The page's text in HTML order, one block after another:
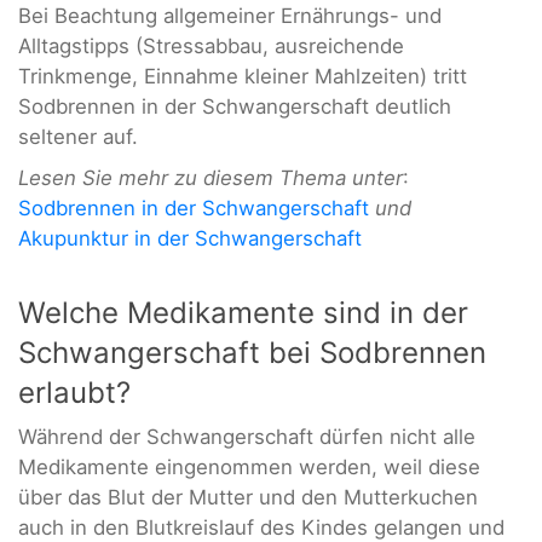
Bei Beachtung allgemeiner Ernährungs- und
Alltagstipps (Stressabbau, ausreichende
Trinkmenge, Einnahme kleiner Mahlzeiten) tritt
Sodbrennen in der Schwangerschaft deutlich
seltener auf.
Lesen Sie mehr zu diesem Thema unter:
Sodbrennen in der Schwangerschaft und
Akupunktur in der Schwangerschaft
Welche Medikamente sind in der
Schwangerschaft bei Sodbrennen
erlaubt?
Während der Schwangerschaft dürfen nicht alle
Medikamente eingenommen werden, weil diese
über das Blut der Mutter und den Mutterkuchen
auch in den Blutkreislauf des Kindes gelangen und